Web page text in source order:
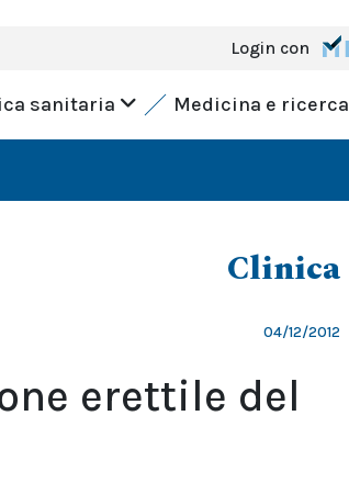
Login con
sanitaria Medicina e ricerca
Clinica
04/12/2012
erettile del